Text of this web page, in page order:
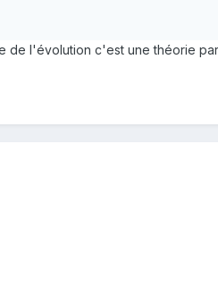
de l'évolution c'est une théorie